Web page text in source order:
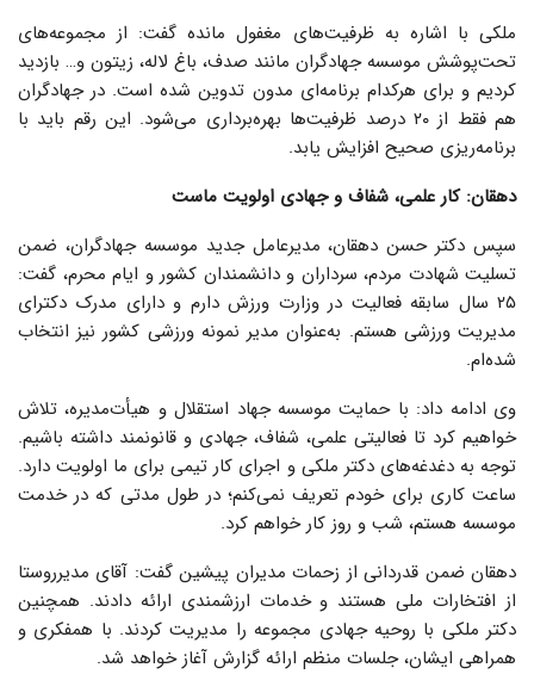
ملکی با اشاره به ظرفیت‌های مغفول مانده گفت: از مجموعه‌های
تحت‌پوشش موسسه جهادگران مانند صدف، باغ لاله، زیتون و… بازدید
کردیم و برای هرکدام برنامه‌ای مدون تدوین شده است. در جهادگران
هم فقط از ۲۰ درصد ظرفیت‌ها بهره‌برداری می‌شود. این رقم باید با
برنامه‌ریزی صحیح افزایش یابد.
دهقان: کار علمی، شفاف و جهادی اولویت ماست
سپس دکتر حسن دهقان‌، مدیرعامل جدید موسسه جهادگران، ضمن
تسلیت شهادت مردم، سرداران و دانشمندان کشور و ایام محرم، گفت:
۲۵ سال سابقه فعالیت در وزارت ورزش دارم و دارای مدرک دکترای
مدیریت ورزشی هستم. به‌عنوان مدیر نمونه ورزشی کشور نیز انتخاب
شده‌ام.
وی ادامه داد: با حمایت موسسه جهاد استقلال و هیأت‌مدیره، تلاش
خواهیم کرد تا فعالیتی علمی، شفاف، جهادی و قانونمند داشته باشیم.
توجه به دغدغه‌های دکتر ملکی و اجرای کار تیمی برای ما اولویت دارد.
ساعت کاری برای خودم تعریف نمی‌کنم؛ در طول مدتی که در خدمت
موسسه هستم، شب و روز کار خواهم کرد.
دهقان ضمن قدردانی از زحمات مدیران پیشین گفت: آقای مدیرروستا
از افتخارات ملی هستند و خدمات ارزشمندی ارائه دادند. همچنین
دکتر ملکی با روحیه جهادی مجموعه را مدیریت کردند. با همفکری و
همراهی ایشان، جلسات منظم ارائه گزارش آغاز خواهد شد.